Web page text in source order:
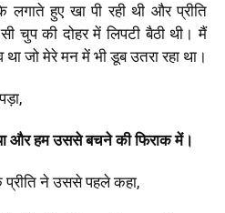
लगाते हुए खा पी रही थी और प्रीति
चुप की दोहर में लिपटी बैठी थी। मैं
था जो मेरे मन में भी डूब उतरा रहा था।
और हम उससे बचने की फिराक में।
प्रीति ने उससे पहले कहा,